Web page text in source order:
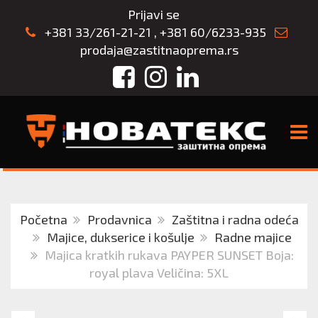
Prijavi se
+381 33/261-21-21 , +381 60/6233-935
prodaja@zastitnaoprema.rs
FacebookInstagram
LinkedIn
Početna Prodavnica
Zaštitna i radna odeća
Majice, dukserice i košulje
Radne majice
Majica kratkih rukava PAYPER SUNSET Boja:
royal plava Veličina: 5XL